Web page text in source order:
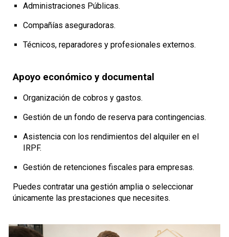
Administraciones Públicas.
Compañías aseguradoras.
Técnicos, reparadores y profesionales externos.
Apoyo económico y documental
Organización de cobros y gastos.
Gestión de un fondo de reserva para contingencias.
Asistencia con los rendimientos del alquiler en el
IRPF.
Gestión de retenciones fiscales para empresas.
Puedes contratar una gestión amplia o seleccionar
únicamente las prestaciones que necesites.